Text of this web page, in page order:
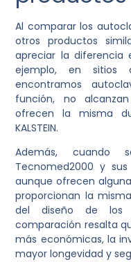
Al comparar los
otros productos
apreciar la diferencia
ejemplo, en sitios
encontramos
función, no
ofrecen la misma
KALSTEIN.
Además, cuando
Tecnomed2000 y
aunque ofrecen
proporcionan la
del diseño de los
comparación resalta
más económicas, la
mayor longevidad y